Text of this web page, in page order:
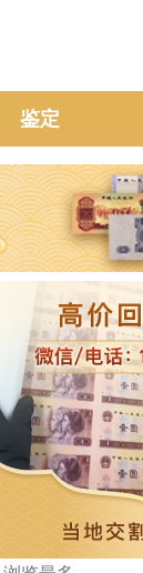
鉴定